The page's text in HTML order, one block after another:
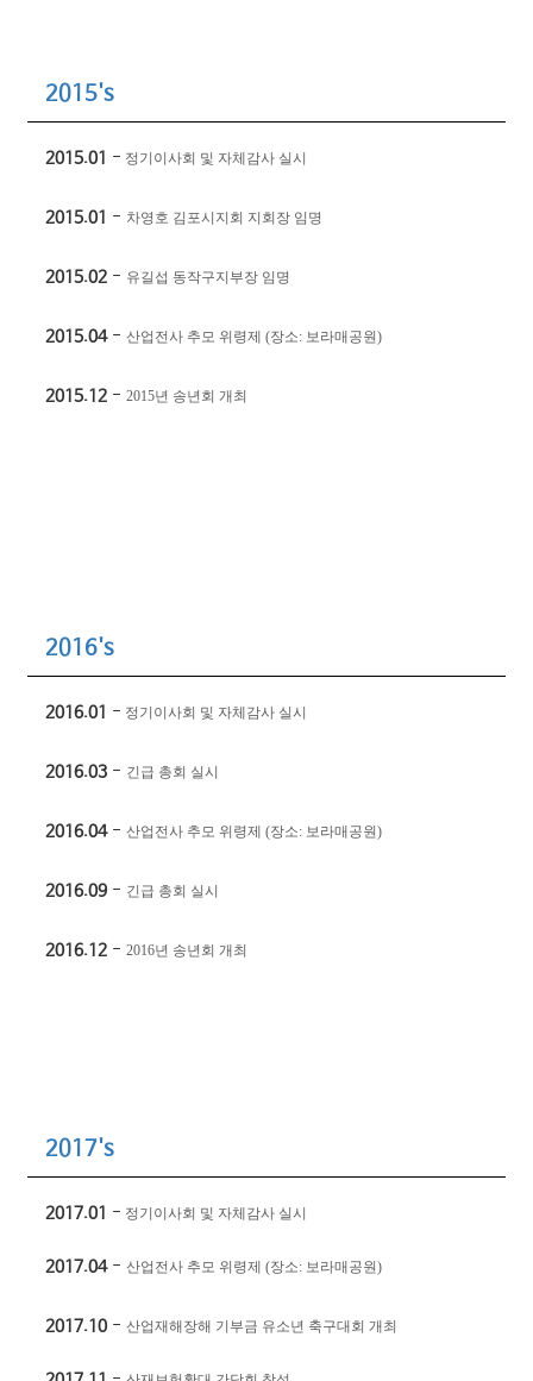
2015's
2015.01 - 정기이사회 및 자체감사 실시
2015.01 - 차영호 김포시지회 지회장 임명
2015.02 - 유길섭 동작구지부장 임명
2015.04 - 산업전사 추모 위령제 (장소: 보라매공원)
2015.12 - 2015년 송년회 개최
2016's
2016.01 - 정기이사회 및 자체감사 실시
2016.03 - 긴급 총회 실시
2016.04 - 산업전사 추모 위령제 (장소: 보라매공원)
2016.09 - 긴급 총회 실시
2016.12 - 2016년 송년회 개최
2017's
2017.01 - 정기이사회 및 자체감사 실시
2017.04 - 산업전사 추모 위령제 (장소: 보라매공원)
2017.10 - 산업재해장해 기부금 유소년 축구대회 개최